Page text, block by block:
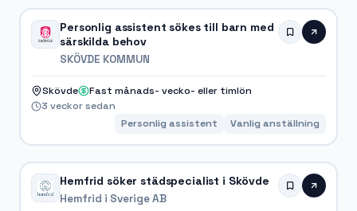
Personlig assistent sökes till barn med
särskilda behov
SKÖVDE KOMMUN
Skövde
Fast månads- vecko- eller timlön
3 veckor sedan
Personlig assistent
Vanlig anställning
Hemfrid söker städspecialist i Skövde
Hemfrid i Sverige AB